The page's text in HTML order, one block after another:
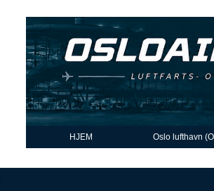
HJEM Oslo lufthavn